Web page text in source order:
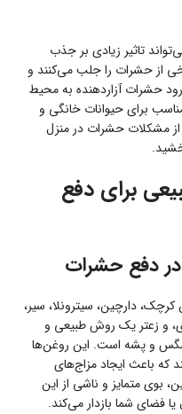
تاثیر زیادی بر جذب
از حشرات را جلب می‌کنند و
ورود حشرات آزاردهنده به محیط
برای حیوانات خانگی و
از مشکلات حشرات در منزل
برای دفع
در دفع حشرات
دارچین، سیترونلا، سیر،
و زعتر یک روش طبیعی و
و پشه است. این روغن‌ها
باعث ایجاد مزاج‌های
بوی متمایز و ناشی از این
فضای شما بازدار می‌کند.